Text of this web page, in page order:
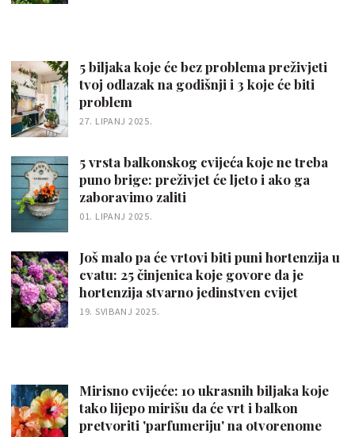
5 biljaka koje će bez problema preživjeti
tvoj odlazak na godišnji i 3 koje će biti
problem
27. LIPANJ 2025.
5 vrsta balkonskog cvijeća koje ne treba
puno brige: preživjet će ljeto i ako ga
zaboravimo zaliti
01. LIPANJ 2025.
Još malo pa će vrtovi biti puni hortenzija u
cvatu: 25 činjenica koje govore da je
hortenzija stvarno jedinstven cvijet
19. SVIBANJ 2025.
Mirisno cvijeće: 10 ukrasnih biljaka koje
tako lijepo mirišu da će vrt i balkon
pretvoriti 'parfumeriju' na otvorenome